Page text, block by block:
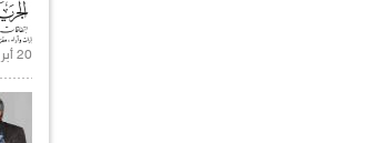
20 أبريل 2021 |